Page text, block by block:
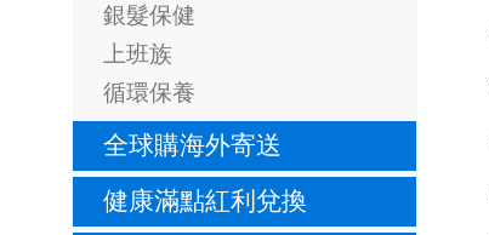
銀髮保健
上班族
循環保養
全球購海外寄送
健康滿點紅利兌換